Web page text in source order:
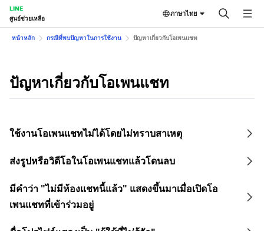
LINE
ศูนย์ช่วยเหลือ
ภาษาไทย
หน้าหลัก กรณีที่พบปัญหาในการใช้งาน ปัญหาเกี่ยวกับโอเพนแชท
ปัญหาเกี่ยวกับโอเพนแชท
ใช้งานโอเพนแชทไม่ได้โดยไม่ทราบสาเหตุ
ส่งรูปหรือวิดีโอในโอเพนแชทแล้วโดนลบ
มีคำว่า "ไม่มีห้องแชทนี้แล้ว" แสดงขึ้นมาเมื่อเปิดโอ
เพนแชทที่เข้าร่วมอยู่